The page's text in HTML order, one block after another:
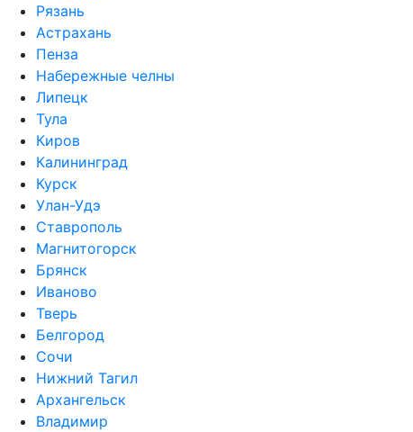
Рязань
Астрахань
Пенза
Набережные челны
Липецк
Тула
Киров
Калининград
Курск
Улан-Удэ
Ставрополь
Магнитогорск
Брянск
Иваново
Тверь
Белгород
Сочи
Нижний Тагил
Архангельск
Владимир